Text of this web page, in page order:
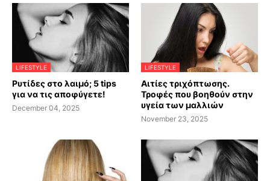
LIFESTYLE
Ρυτίδες στο λαιμό; 5 tips
για να τις αποφύγετε!
December 04, 2025
LIFESTYLE
Αιτίες τριχόπτωσης.
Τροφές που βοηθούν στην
υγεία των μαλλιών
November 23, 2025